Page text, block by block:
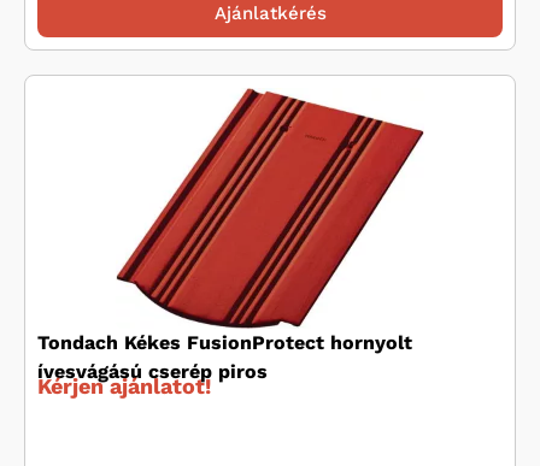
Ajánlatkérés
Tondach Kékes FusionProtect hornyolt
ívesvágású cserép piros
Kérjen ajánlatot!